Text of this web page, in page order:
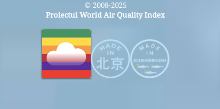
© 2008-2025
Proiectul World Air Quality Index